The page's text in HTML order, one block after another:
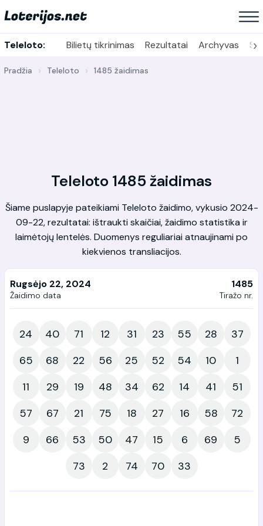
Teleloto: Bilietų tikrinimas Rezultatai Archyvas ›
Pradžia Teleloto 1485 žaidimas
Teleloto 1485 žaidimas
Šiame puslapyje pateikiami Teleloto žaidimo, vykusio 2024-
09-22, rezultatai: ištraukti skaičiai, žaidimo statistika ir
laimėtojų lentelės. Duomenys reguliariai atnaujinami po
kiekvienos transliacijos.
Rugsėjo 22, 2024
Žaidimo data
1485
Tiražo nr.
24 40 71 12 31 23 55 28
37
65
68 22 56 25 52 54 10
1
11
29 19 48 34 62 14 41
51
57
67 21 75 18 27 16 58
72
9
66 53 50 47 15 6 69
5
73
2 74 70 33